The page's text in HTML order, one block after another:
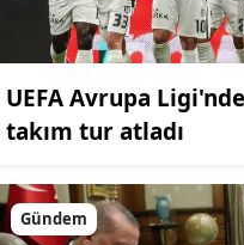
UEFA Avrupa
takım tur atladı
Gündem